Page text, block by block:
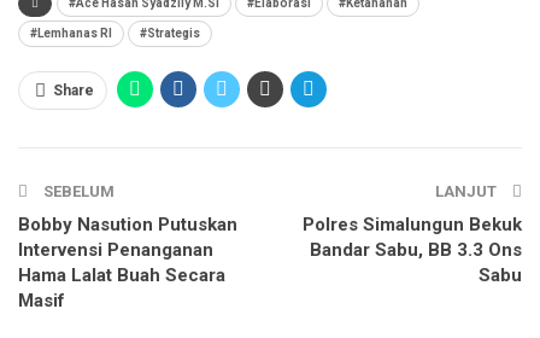
#Lemhanas RI #Strategis
Share
SEBELUM
Bobby Nasution Putuskan
Intervensi Penanganan
Hama Lalat Buah Secara
Masif
LANJUT
Polres Simalungun Bekuk
Bandar Sabu, BB 3.3 Ons
Sabu